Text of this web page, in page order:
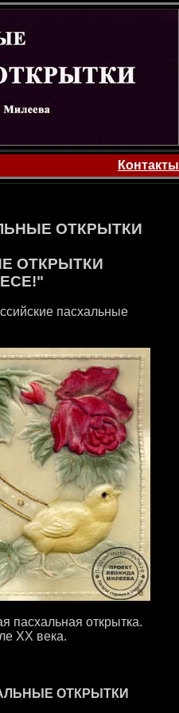
Контакты
ОТКРЫТКИ
ОТКРЫТКИ
пасхальные
пасхальная открытка.
ХХ века.
ОТКРЫТКИ